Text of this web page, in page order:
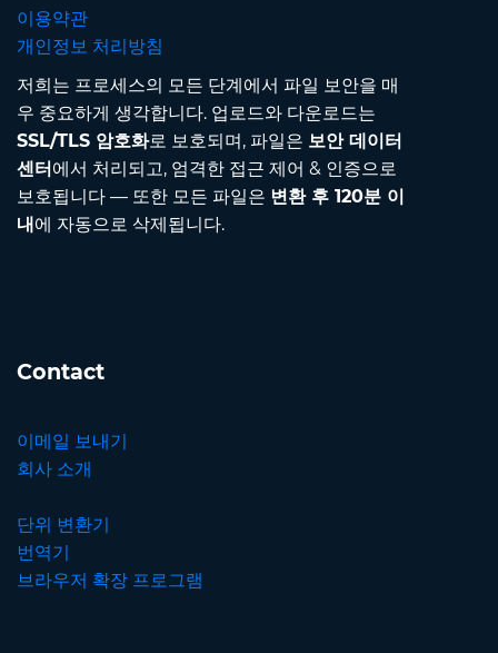
이용약관
개인정보 처리방침
저희는 프로세스의 모든 단계에서 파일 보안을 매
우 중요하게 생각합니다. 업로드와 다운로드는
SSL/TLS 암호화로 보호되며, 파일은 보안 데이터
센터 에서 처리되고, 엄격한 접근 제어 & 인증으로
보호됩니다 — 또한 모든 파일은 변환 후 120분 이
내 에 자동으로 삭제됩니다.
Contact
이메일 보내기
회사 소개
단위 변환기
번역기
브라우저 확장 프로그램